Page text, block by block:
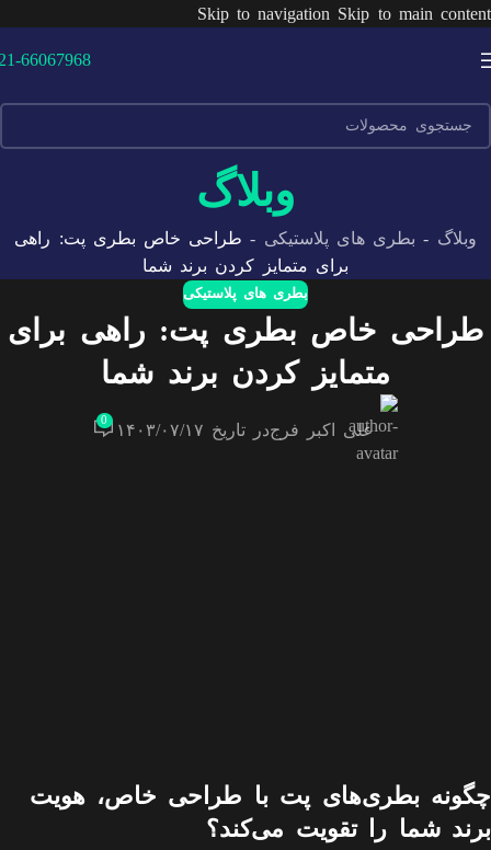
Skip to navigation Skip to main content
66067968
وبلاگ
وبلاگ - بطری های پلاستیکی - طراحی خاص بطری پت: راهی
برای متمایز کردن برند شما
بطری های پلاستیکی
طراحی خاص بطری پت: راهی برای
متمایز کردن برند شما
علی اکبر فرجدر تاریخ ۱۴۰۳/۰۷/۱۷
0
چگونه بطری‌های پت با طراحی خاص، هویت
برند شما را تقویت می‌کند؟